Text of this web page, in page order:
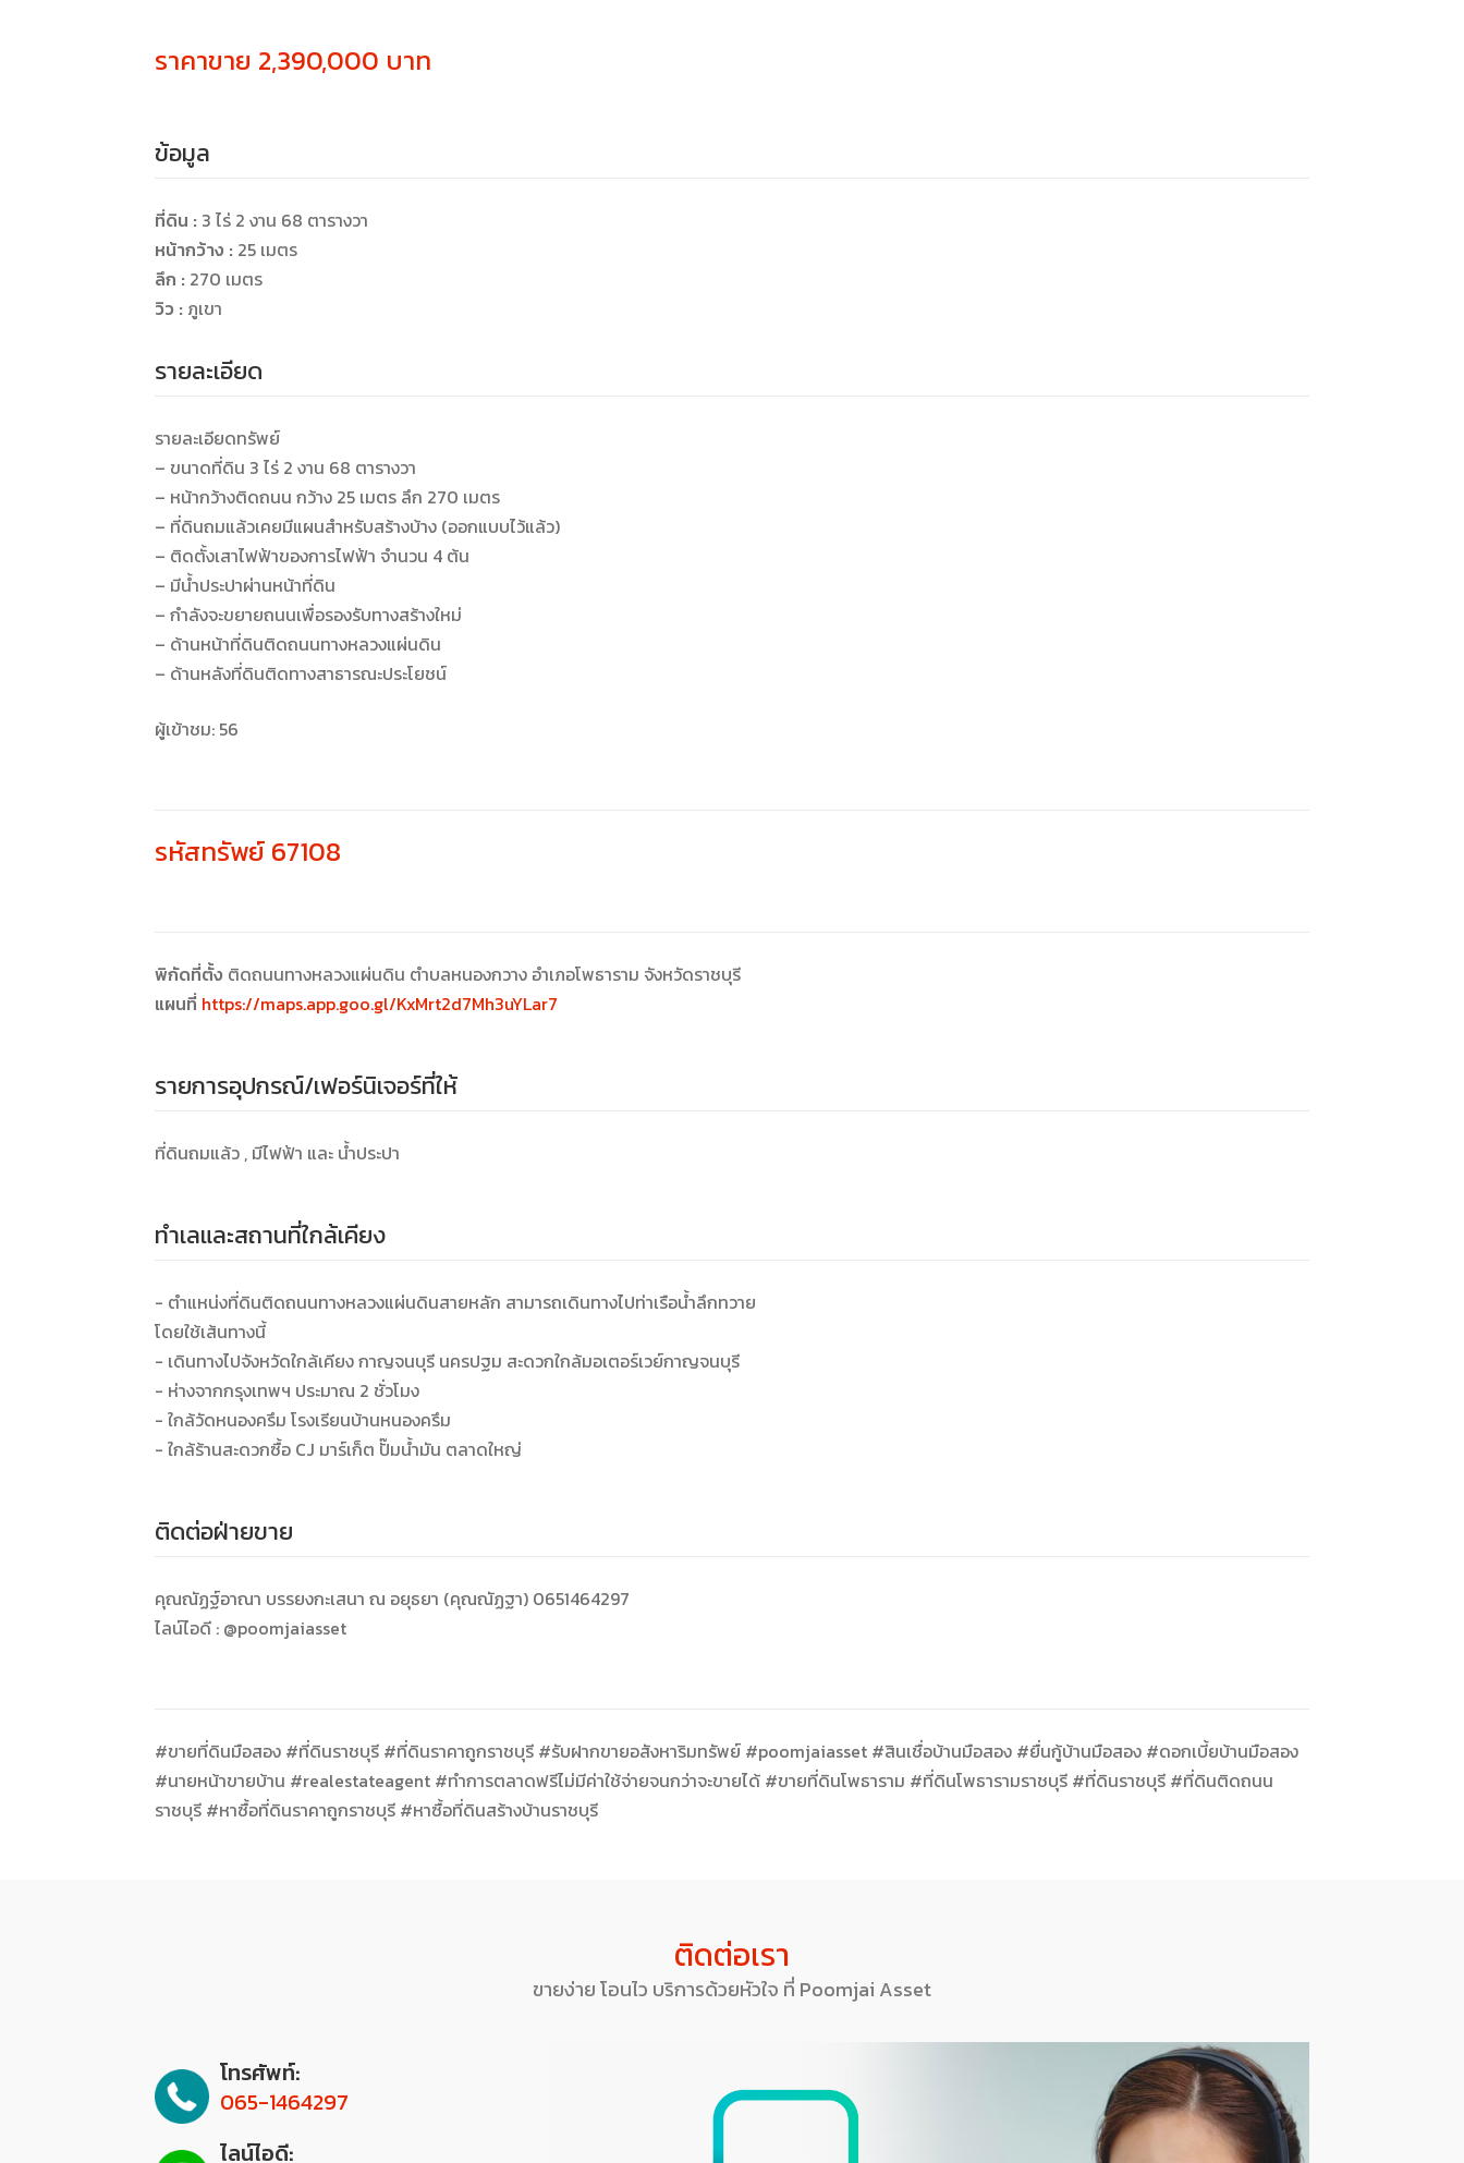
ราคาขาย 2,390,000 บาท
ข้อมูล
ที่ดิน : 3 ไร่ 2 งาน 68 ตารางวา
หน้ากว้าง : 25 เมตร
ลึก : 270 เมตร
วิว : ภูเขา
รายละเอียด
รายละเอียดทรัพย์
– ขนาดที่ดิน 3 ไร่ 2 งาน 68 ตารางวา
– หน้ากว้างติดถนน กว้าง 25 เมตร ลึก 270 เมตร
– ที่ดินถมแล้วเคยมีแผนสำหรับสร้างบ้าง (ออกแบบไว้แล้ว)
– ติดตั้งเสาไฟฟ้าของการไฟฟ้า จำนวน 4 ต้น
– มีน้ำประปาผ่านหน้าที่ดิน
– กำลังจะขยายถนนเพื่อรองรับทางสร้างใหม่
– ด้านหน้าที่ดินติดถนนทางหลวงแผ่นดิน
– ด้านหลังที่ดินติดทางสาธารณะประโยชน์
ผู้เข้าชม: 56
รหัสทรัพย์ 67108
พิกัดที่ตั้ง ติดถนนทางหลวงแผ่นดิน ตำบลหนองกวาง อำเภอโพธาราม จังหวัดราชบุรี
แผนที่ https://maps.app.goo.gl/KxMrt2d7Mh3uYLar7
รายการอุปกรณ์/เฟอร์นิเจอร์ที่ให้
ที่ดินถมแล้ว , มีไฟฟ้า และ น้ำประปา
ทำเลและสถานที่ใกล้เคียง
- ตำแหน่งที่ดินติดถนนทางหลวงแผ่นดินสายหลัก สามารถเดินทางไปท่าเรือน้ำลึกทวาย
โดยใช้เส้นทางนี้
- เดินทางไปจังหวัดใกล้เคียง กาญจนบุรี นครปฐม สะดวกใกล้มอเตอร์เวย์กาญจนบุรี
- ห่างจากกรุงเทพฯ ประมาณ 2 ชั่วโมง
- ใกล้วัดหนองครึม โรงเรียนบ้านหนองครึม
- ใกล้ร้านสะดวกซื้อ CJ มาร์เก็ต ปั๊มน้ำมัน ตลาดใหญ่
ติดต่อฝ่ายขาย
คุณณัฏฐ์อาณา บรรยงกะเสนา ณ อยุธยา (คุณณัฏฐา) 0651464297
ไลน์ไอดี : @poomjaiasset
#ขายที่ดินมือสอง #ที่ดินราชบุรี #ที่ดินราคาถูกราชบุรี #รับฝากขายอสังหาริมทรัพย์ #poomjaiasset #สินเชื่อบ้านมือสอง #ยื่นกู้บ้านมือสอง #ดอกเบี้ยบ้านมือสอง
#นายหน้าขายบ้าน #realestateagent #ทำการตลาดฟรีไม่มีค่าใช้จ่ายจนกว่าจะขายได้ #ขายที่ดินโพธาราม #ที่ดินโพธารามราชบุรี #ที่ดินราชบุรี #ที่ดินติดถนน
ราชบุรี #หาซื้อที่ดินราคาถูกราชบุรี #หาซื้อที่ดินสร้างบ้านราชบุรี
ติดต่อเรา
ขายง่าย โอนไว บริการด้วยหัวใจ ที่ Poomjai Asset
โทรศัพท์:
065-1464297
ไลน์ไอดี: